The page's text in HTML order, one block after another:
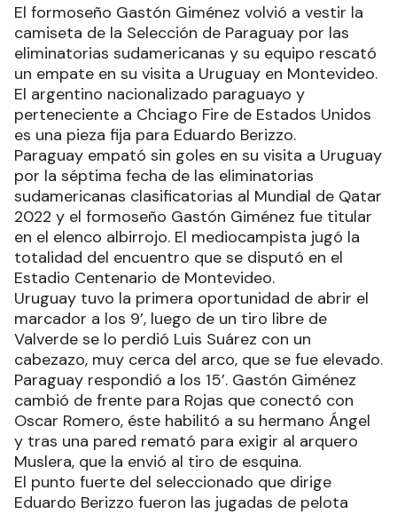
El formoseño Gastón Giménez volvió a vestir la
camiseta de la Selección de Paraguay por las
eliminatorias sudamericanas y su equipo rescató
un empate en su visita a Uruguay en Montevideo.
El argentino nacionalizado paraguayo y
perteneciente a Chciago Fire de Estados Unidos
es una pieza fija para Eduardo Berizzo.
Paraguay empató sin goles en su visita a Uruguay
por la séptima fecha de las eliminatorias
sudamericanas clasificatorias al Mundial de Qatar
2022 y el formoseño Gastón Giménez fue titular
en el elenco albirrojo. El mediocampista jugó la
totalidad del encuentro que se disputó en el
Estadio Centenario de Montevideo.
Uruguay tuvo la primera oportunidad de abrir el
marcador a los 9’, luego de un tiro libre de
Valverde se lo perdió Luis Suárez con un
cabezazo, muy cerca del arco, que se fue elevado.
Paraguay respondió a los 15’. Gastón Giménez
cambió de frente para Rojas que conectó con
Oscar Romero, éste habilitó a su hermano Ángel
y tras una pared remató para exigir al arquero
Muslera, que la envió al tiro de esquina.
El punto fuerte del seleccionado que dirige
Eduardo Berizzo fueron las jugadas de pelota